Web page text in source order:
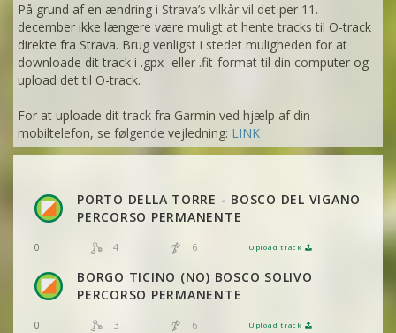
På grund af en ændring i Strava’s vilkår vil det per 11.
december ikke længere være muligt at hente tracks til O-track
direkte fra Strava. Brug venligst i stedet muligheden for at
downloade dit track i .gpx- eller .fit-format til din computer og
upload det til O-track.
For at uploade dit track fra Garmin ved hjælp af din
mobiltelefon, se følgende vejledning: LINK
PORTO DELLA TORRE - BOSCO DEL VIGANO
PERCORSO PERMANENTE
0 4 6 Upload track
VIS 2DRERUN
VIS 2DRERUN
VIS 2DRERUN
VIS 2DRERUN
BORGO TICINO (NO) BOSCO SOLIVO
PERCORSO PERMANENTE
0 3 6 Upload track
VIS 2DRERUN
VIS 2DRERUN